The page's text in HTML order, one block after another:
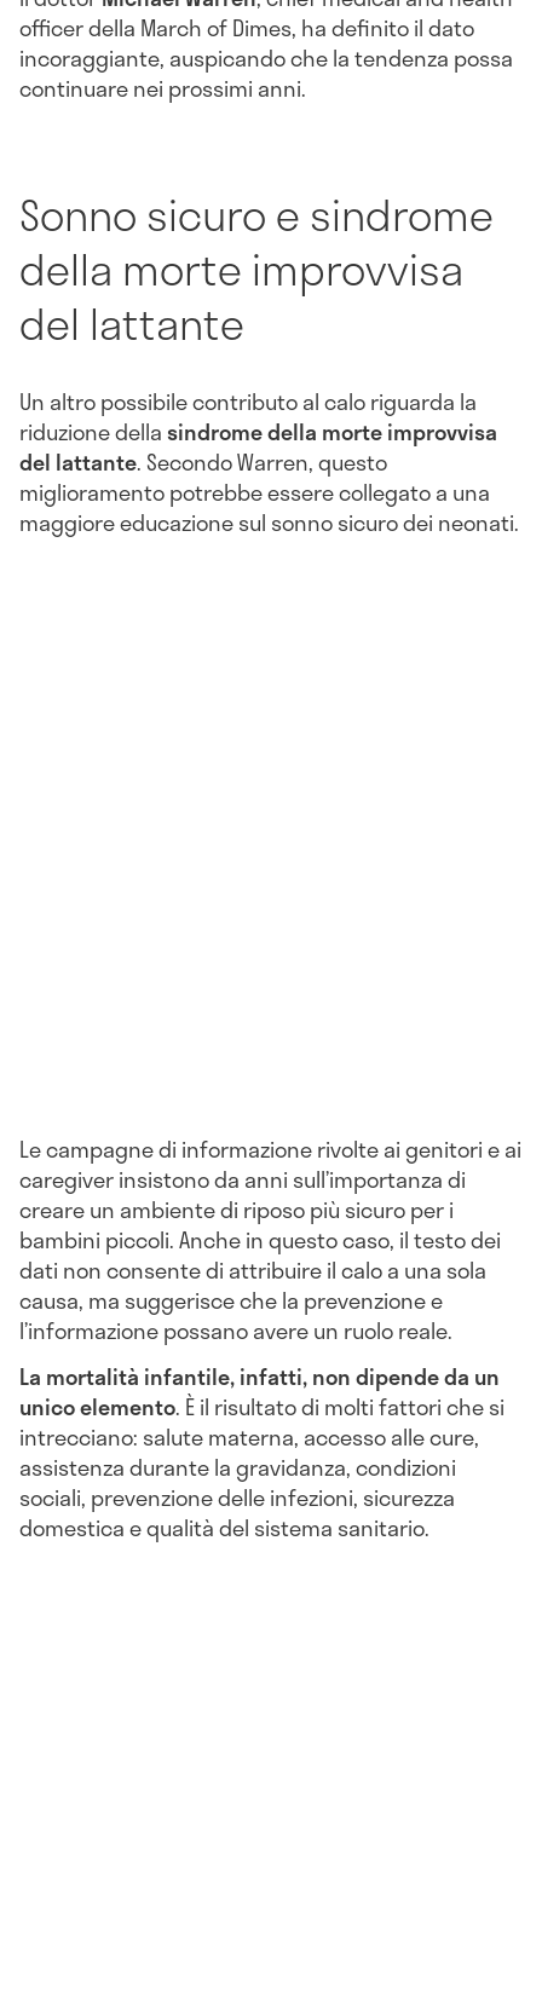
officer della March of Dimes, ha definito il dato
incoraggiante, auspicando che la tendenza possa
continuare nei prossimi anni.
Sonno sicuro e sindrome
della morte improvvisa
del lattante
Un altro possibile contributo al calo riguarda la
riduzione dellasindrome della morte improvvisa
del lattante. Secondo Warren, questo
miglioramento potrebbe essere collegato a una
maggiore educazione sul sonno sicuro dei neonati.
Le campagne di informazione rivolte ai genitori e ai
caregiver insistono da anni sull’importanza di
creare un ambiente di riposo più sicuro per i
bambini piccoli. Anche in questo caso, il testo dei
dati non consente di attribuire il calo a una sola
causa, ma suggerisce che la prevenzione e
l’informazione possano avere un ruolo reale.
La mortalità infantile, infatti, non dipende da un
unico elemento. È il risultato di molti fattori che si
intrecciano: salute materna, accesso alle cure,
assistenza durante la gravidanza, condizioni
sociali, prevenzione delle infezioni, sicurezza
domestica e qualità del sistema sanitario.